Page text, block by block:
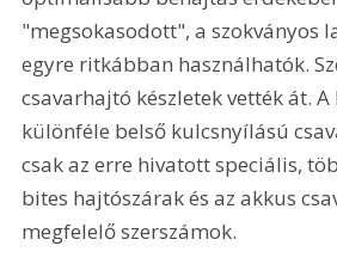
"megsokasodott", a szokványos
egyre ritkábban használhatók.
csavarhajtó készletek vették át. A
különféle belső kulcsnyílású
csak az erre hivatott speciális,
bites hajtószárak és az akkus
megfelelő szerszámok.